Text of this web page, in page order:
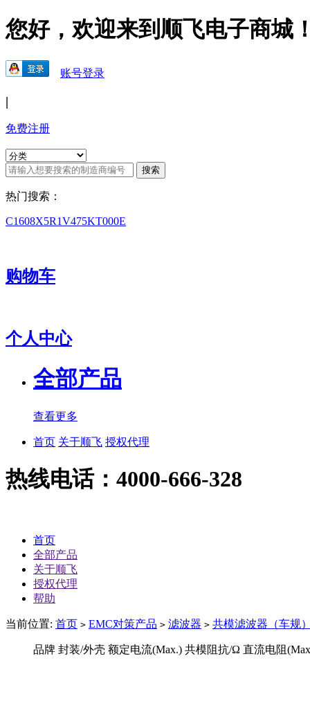
您好，欢迎来到顺飞电子商城
账号登录
|
免费注册
热门搜索：
C1608X5R1V475KT000E
购物车
个人中心
全部产品
查看更多
首页 关于顺飞 授权代理
热线电话：4000-666-328
首页
全部产品
关于顺飞
授权代理
帮助
当前位置: 首页 > EMC对策产品 > 滤波器 > 共模滤波器（车规
品牌 封装/外壳 额定电流(Max.) 共模阻抗/Ω 直流电阻